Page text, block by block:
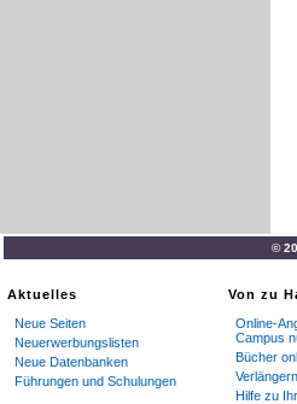
©
Aktuelles
Neue Seiten
Neuerwerbungslisten
Neue Datenbanken
Führungen und Schulungen
Von zu
Online-
Campus
Bücher
Hilfe zu